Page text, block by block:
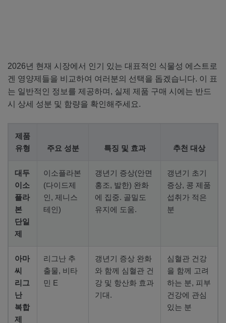
2026년 현재 시장에서 인기 있는 대표적인 식물성 에스트로
겐 영양제들을 비교하여 여러분의 선택을 돕겠습니다. 이 표
는 일반적인 정보를 제공하며, 실제 제품 구매 시에는 반드
시 상세 성분 및 함량을 확인해주세요.
제품
유형
주요 성분 특징 및 효과 추천 대상
대두
이소
플라
본
단일
제
이소플라본
(다이드제
인, 제니스
테인)
갱년기 증상(안면
홍조, 발한) 완화
에 집중. 골밀도
유지에 도움.
갱년기 초기
증상, 콩 제품
섭취가 적은
분
아마
씨
리그
난
복합
제
리그난 추
출물, 비타
민 E
갱년기 증상 완화
와 함께 심혈관 건
강 및 항산화 효과
기대.
심혈관 건강
을 함께 고려
하는 분, 피부
건강에 관심
있는 분